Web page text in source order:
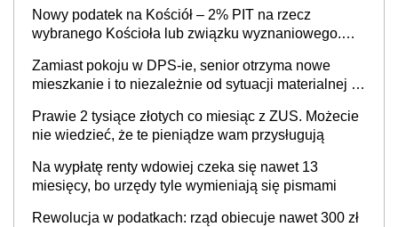
nie otrzymają
Nowy podatek na Kościół – 2% PIT na rzecz
wybranego Kościoła lub związku wyznaniowego.
finansowania
Zamiast pokoju w DPS-ie, senior otrzyma nowe
mieszkanie i to niezależnie od sytuacji materialnej –
roku życia
Prawie 2 tysiące złotych co miesiąc z ZUS. Możecie
nie wiedzieć, że te pieniądze wam przysługują
Na wypłatę renty wdowiej czeka się nawet 13
miesięcy, bo urzędy tyle wymieniają się pismami
Rewolucja w podatkach: rząd obiecuje nawet 300 zł